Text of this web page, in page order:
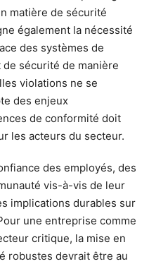
matière de sécurité
également la nécessité
des systèmes de
de sécurité de manière
violations ne se
des enjeux
de conformité doit
les acteurs du secteur.
des employés, des
vis-à-vis de leur
implications durables sur
une entreprise comme
critique, la mise en
robustes devrait être au